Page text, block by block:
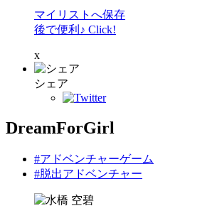
マイリストへ保存
後で便利♪ Click!
x
シェア
DreamForGirl
#アドベンチャーゲーム
#脱出アドベンチャー